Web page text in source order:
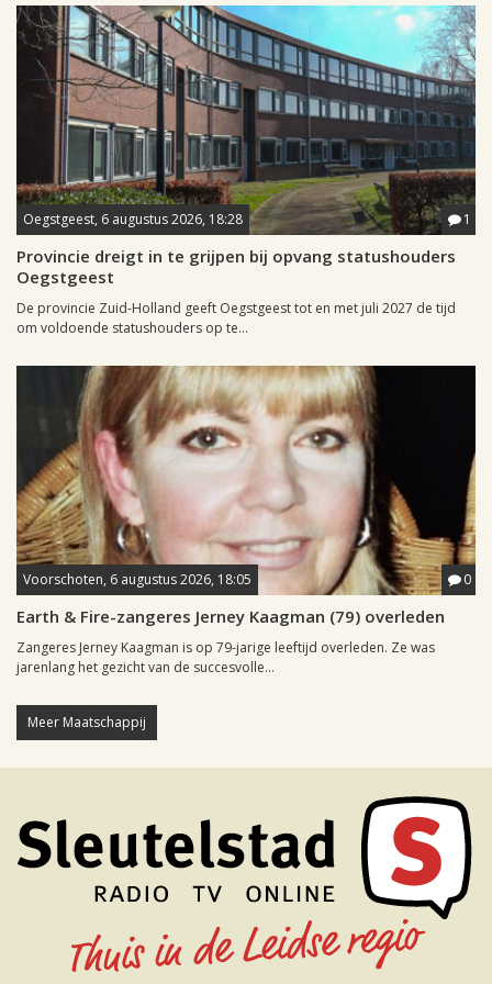
Oegstgeest, 6 augustus 2026, 18:28 1
Provincie dreigt in te grijpen bij opvang statushouders
Oegstgeest
De provincie Zuid-Holland geeft Oegstgeest tot en met juli 2027 de tijd
om voldoende statushouders op te...
Voorschoten, 6 augustus 2026, 18:05 0
Earth & Fire-zangeres Jerney Kaagman (79) overleden
Zangeres Jerney Kaagman is op 79-jarige leeftijd overleden. Ze was
jarenlang het gezicht van de succesvolle...
Meer Maatschappij